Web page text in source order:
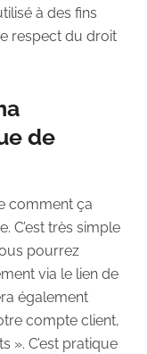
à des fins
respect du droit
de
comment ça
C’est très simple
pourrez
via le lien de
également
compte client,
». C’est pratique